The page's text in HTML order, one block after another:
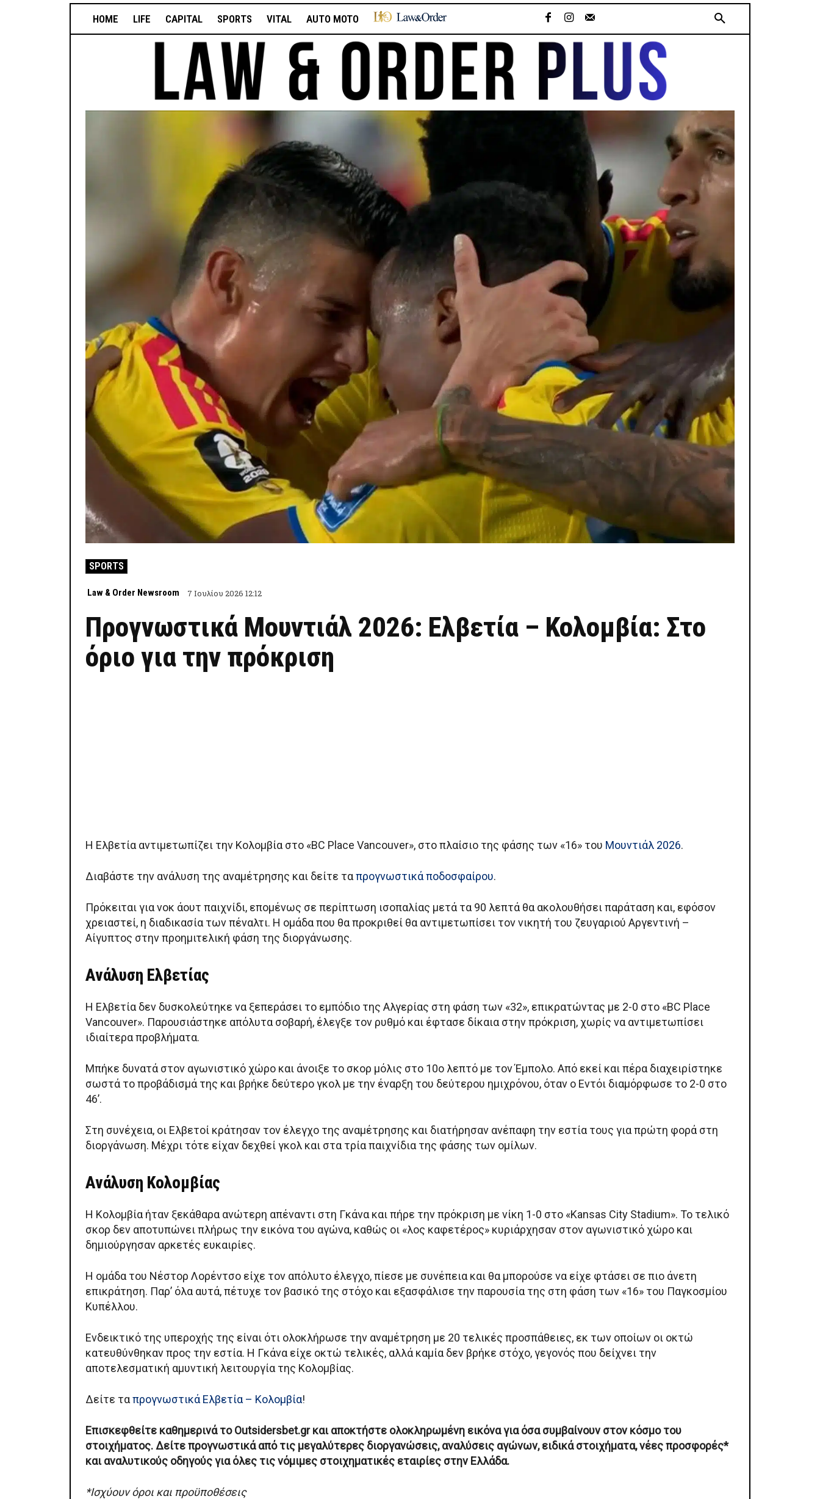
HOME LIFE CAPITAL SPORTS VITAL AUTO MOTO
SPORTS
Law & Order Newsroom 7 Ιουλίου 2026 12:12
Προγνωστικά Μουντιάλ 2026: Ελβετία – Κολομβία: Στο
όριο για την πρόκριση
Η Ελβετία αντιμετωπίζει την Κολομβία στο «BC Place Vancouver», στο πλαίσιο της φάσης των «16» του Μουντιάλ 2026.
Διαβάστε την ανάλυση της αναμέτρησης και δείτε ταπρογνωστικά ποδοσφαίρου.
Πρόκειται για νοκ άουτ παιχνίδι, επομένως σε περίπτωση ισοπαλίας μετά τα 90 λεπτά θα ακολουθήσει παράταση και, εφόσον
χρειαστεί, η διαδικασία των πέναλτι. Η ομάδα που θα προκριθεί θα αντιμετωπίσει τον νικητή του ζευγαριού Αργεντινή –
Αίγυπτος στην προημιτελική φάση της διοργάνωσης.
Ανάλυση Ελβετίας
Η Ελβετία δεν δυσκολεύτηκε να ξεπεράσει το εμπόδιο της Αλγερίας στη φάση των «32», επικρατώντας με 2-0 στο «BC Place
Vancouver». Παρουσιάστηκε απόλυτα σοβαρή, έλεγξε τον ρυθμό και έφτασε δίκαια στην πρόκριση, χωρίς να αντιμετωπίσει
ιδιαίτερα προβλήματα.
Μπήκε δυνατά στον αγωνιστικό χώρο και άνοιξε το σκορ μόλις στο 10ο λεπτό με τον Έμπολο. Από εκεί και πέρα διαχειρίστηκε
σωστά το προβάδισμά της και βρήκε δεύτερο γκολ με την έναρξη του δεύτερου ημιχρόνου, όταν ο Εντόι διαμόρφωσε το 2-0 στο
46’.
Στη συνέχεια, οι Ελβετοί κράτησαν τον έλεγχο της αναμέτρησης και διατήρησαν ανέπαφη την εστία τους για πρώτη φορά στη
διοργάνωση. Μέχρι τότε είχαν δεχθεί γκολ και στα τρία παιχνίδια της φάσης των ομίλων.
Ανάλυση Κολομβίας
Η Κολομβία ήταν ξεκάθαρα ανώτερη απέναντι στη Γκάνα και πήρε την πρόκριση με νίκη 1-0 στο «Kansas City Stadium». Το τελικό
σκορ δεν αποτυπώνει πλήρως την εικόνα του αγώνα, καθώς οι «λος καφετέρος» κυριάρχησαν στον αγωνιστικό χώρο και
δημιούργησαν αρκετές ευκαιρίες.
Η ομάδα του Νέστορ Λορέντσο είχε τον απόλυτο έλεγχο, πίεσε με συνέπεια και θα μπορούσε να είχε φτάσει σε πιο άνετη
επικράτηση. Παρ’ όλα αυτά, πέτυχε τον βασικό της στόχο και εξασφάλισε την παρουσία της στη φάση των «16» του Παγκοσμίου
Κυπέλλου.
Ενδεικτικό της υπεροχής της είναι ότι ολοκλήρωσε την αναμέτρηση με 20 τελικές προσπάθειες, εκ των οποίων οι οκτώ
κατευθύνθηκαν προς την εστία. Η Γκάνα είχε οκτώ τελικές, αλλά καμία δεν βρήκε στόχο, γεγονός που δείχνει την
αποτελεσματική αμυντική λειτουργία της Κολομβίας.
Δείτε ταπρογνωστικά Ελβετία – Κολομβία!
Επισκεφθείτε καθημερινά το Outsidersbet.gr και αποκτήστε ολοκληρωμένη εικόνα για όσα συμβαίνουν στον κόσμο του
στοιχήματος. Δείτε προγνωστικά από τις μεγαλύτερες διοργανώσεις, αναλύσεις αγώνων, ειδικά στοιχήματα, νέες προσφορές*
και αναλυτικούς οδηγούς για όλες τις νόμιμες στοιχηματικές εταιρίες στην Ελλάδα.
*Ισχύουν όροι και προϋποθέσεις